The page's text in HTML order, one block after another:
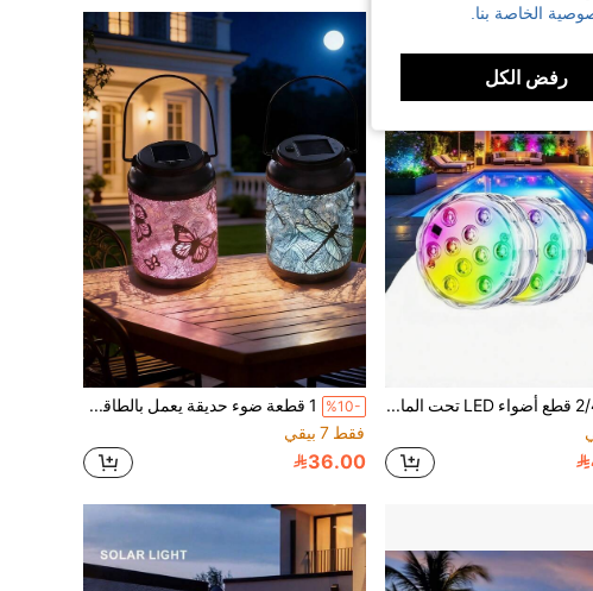
2/4/6 قطع أضواء LED تحت الماء، أضواء حمام سباحة مقاومة للماء IP68 مع جهاز تحكم عن بعد، 16 لون RGB متغير، مناسبة للمزهريات وأحواض الاستحمام وأحواض الاستحمام الساخنة وحمامات السباحة وديكور حفلات الهالوين والكريسماس والعطلات المنزلية
%10-
1 قطعة ضوء حديقة يعمل بالطاقة الشمسية، ضوء منظر طبيعي، فانوس على شكل حصان، ضوء يدوي على شكل سمكة التنين، كاشف أضواء خارجي للحديقة، فانوس، ضوء LED
فقط 7 بيقي
36.00
الخاصة بنا.
رفض الكل